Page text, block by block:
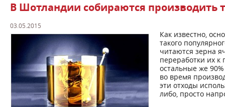
В Шотландии собираются производить
03.05.2015
Как известно,
такого
читаются зерна
переработки их к
остальные же
во время
эти отходы
либо, просто